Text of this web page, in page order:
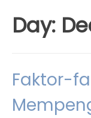
Day:
Faktor-